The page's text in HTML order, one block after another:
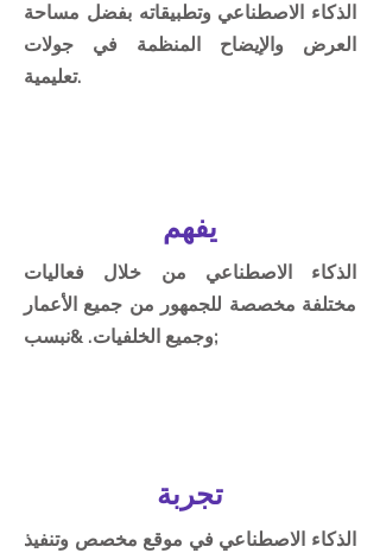
الذكاء الاصطناعي وتطبيقاته بفضل مساحة
العرض والإيضاح المنظمة في جولات
تعليمية.
يفهم
الذكاء الاصطناعي من خلال فعاليات
مختلفة مخصصة للجمهور من جميع الأعمار
وجميع الخلفيات. &نبسب;
تجربة
الذكاء الاصطناعي في موقع مخصص وتنفيذ